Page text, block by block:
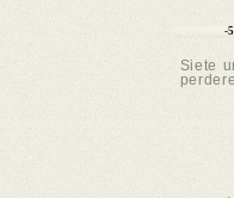
-5
Siete